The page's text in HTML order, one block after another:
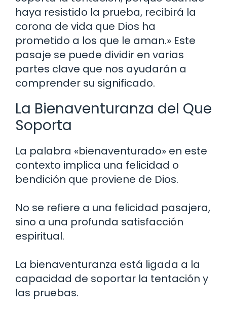
haya resistido la prueba, recibirá la
corona de vida que Dios ha
prometido a los que le aman.» Este
pasaje se puede dividir en varias
partes clave que nos ayudarán a
comprender su significado.
La Bienaventuranza del Que
Soporta
La palabra «bienaventurado» en este
contexto implica una felicidad o
bendición que proviene de Dios.
No se refiere a una felicidad pasajera,
sino a una profunda satisfacción
espiritual.
La bienaventuranza está ligada a la
capacidad de soportar la tentación y
las pruebas.